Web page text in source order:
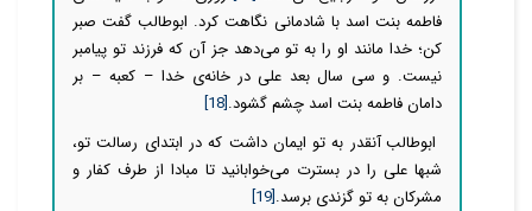
فاطمه بنت اسد با شادمانی نگاهت کرد. ابوطالب گفت صبر
کن؛ خدا مانند او را به تو می‌دهد جز آن که فرزند تو پیامبر
نیست. و سی سال بعد علی در خانه‌ی خدا – کعبه – بر
دامان فاطمه بنت اسد چشم گشود.[18]
ابوطالب آنقدر به تو ایمان داشت که در ابتدای رسالت تو،
شبها علی را در بسترت می‌خوابانید تا مبادا از طرف کفار و
مشرکان به تو گزندی برسد.[19]